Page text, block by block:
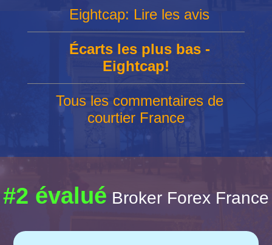
Eightcap: Lire les avis
Écarts les plus bas -
Eightcap!
Tous les commentaires de
courtier France
#2 évalué Broker Forex France